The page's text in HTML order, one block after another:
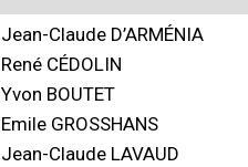
Jean-Claude D’ARMÉNIA
René CÉDOLIN
Yvon BOUTET
Emile GROSSHANS
Jean-Claude LAVAUD